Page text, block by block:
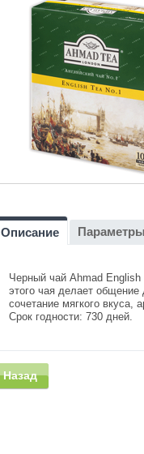
Описание
Черный чай Ahmad
этого чая делает
сочетание мягкого вкуса,
Срок годности: 730 дней.
Назад